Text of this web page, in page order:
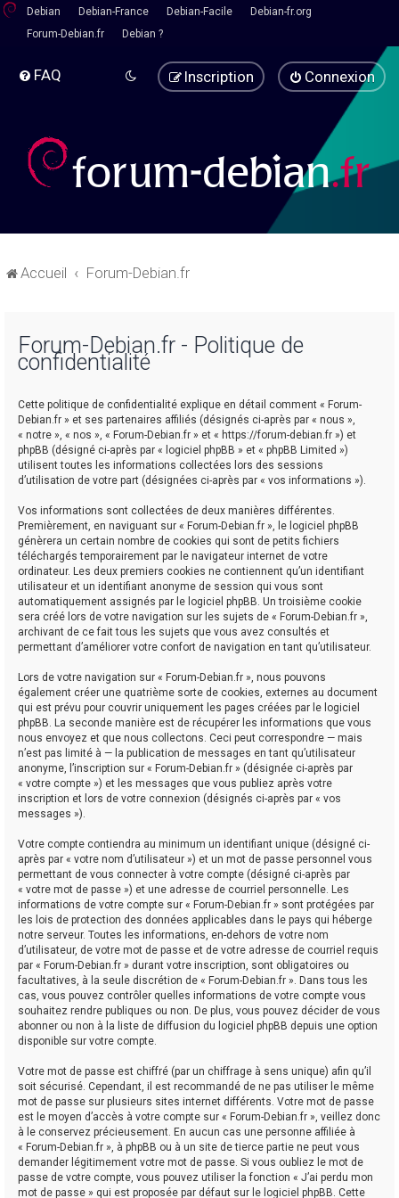
Debian Debian-France Debian-Facile
Debian-fr.org
Forum-Debian.fr
Debian ?
FAQ Connexion
Inscription
Accueil Forum-Debian.fr
Forum-Debian.fr - Politique de
confidentialité
Cette politique de confidentialité explique en détail comment « Forum-
Debian.fr » et ses partenaires affiliés (désignés ci-après par « nous »,
« notre », « nos », « Forum-Debian.fr » et « https://forum-debian.fr ») et
phpBB (désigné ci-après par « logiciel phpBB » et « phpBB Limited »)
utilisent toutes les informations collectées lors des sessions
d’utilisation de votre part (désignées ci-après par « vos informations »).
Vos informations sont collectées de deux manières différentes.
Premièrement, en naviguant sur « Forum-Debian.fr », le logiciel phpBB
génèrera un certain nombre de cookies qui sont de petits fichiers
téléchargés temporairement par le navigateur internet de votre
ordinateur. Les deux premiers cookies ne contiennent qu’un identifiant
utilisateur et un identifiant anonyme de session qui vous sont
automatiquement assignés par le logiciel phpBB. Un troisième cookie
sera créé lors de votre navigation sur les sujets de « Forum-Debian.fr »,
archivant de ce fait tous les sujets que vous avez consultés et
permettant d’améliorer votre confort de navigation en tant qu’utilisateur.
Lors de votre navigation sur « Forum-Debian.fr », nous pouvons
également créer une quatrième sorte de cookies, externes au document
qui est prévu pour couvrir uniquement les pages créées par le logiciel
phpBB. La seconde manière est de récupérer les informations que vous
nous envoyez et que nous collectons. Ceci peut correspondre — mais
n’est pas limité à — la publication de messages en tant qu’utilisateur
anonyme, l’inscription sur « Forum-Debian.fr » (désignée ci-après par
« votre compte ») et les messages que vous publiez après votre
inscription et lors de votre connexion (désignés ci-après par « vos
messages »).
Votre compte contiendra au minimum un identifiant unique (désigné ci-
après par « votre nom d’utilisateur ») et un mot de passe personnel vous
permettant de vous connecter à votre compte (désigné ci-après par
« votre mot de passe ») et une adresse de courriel personnelle. Les
informations de votre compte sur « Forum-Debian.fr » sont protégées par
les lois de protection des données applicables dans le pays qui héberge
notre serveur. Toutes les informations, en-dehors de votre nom
d’utilisateur, de votre mot de passe et de votre adresse de courriel requis
par « Forum-Debian.fr » durant votre inscription, sont obligatoires ou
facultatives, à la seule discrétion de « Forum-Debian.fr ». Dans tous les
cas, vous pouvez contrôler quelles informations de votre compte vous
souhaitez rendre publiques ou non. De plus, vous pouvez décider de vous
abonner ou non à la liste de diffusion du logiciel phpBB depuis une option
disponible sur votre compte.
Votre mot de passe est chiffré (par un chiffrage à sens unique) afin qu’il
soit sécurisé. Cependant, il est recommandé de ne pas utiliser le même
mot de passe sur plusieurs sites internet différents. Votre mot de passe
est le moyen d’accès à votre compte sur « Forum-Debian.fr », veillez donc
à le conservez précieusement. En aucun cas une personne affiliée à
« Forum-Debian.fr », à phpBB ou à un site de tierce partie ne peut vous
demander légitimement votre mot de passe. Si vous oubliez le mot de
passe de votre compte, vous pouvez utiliser la fonction « J’ai perdu mon
mot de passe » qui est proposée par défaut sur le logiciel phpBB. Cette